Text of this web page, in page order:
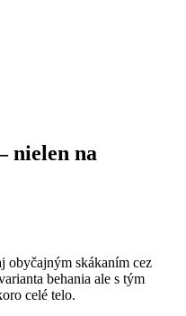
nielen na
obyčajným skákaním cez
behania ale s tým
celé telo.